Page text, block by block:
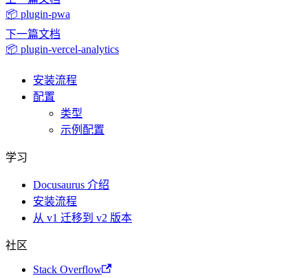
📦 plugin-pwa
下一篇文档
📦 plugin-vercel-analytics
安装流程
配置
类型
示例配置
学习
Docusaurus 介绍
安装流程
从 v1 迁移到 v2 版本
社区
Stack Overflow